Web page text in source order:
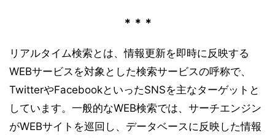
＊＊＊
リアルタイム検索とは、情報更新を即時に反映する
WEBサービスを対象とした検索サービスの呼称で、
TwitterやFacebookといったSNSを主なターゲットと
しています。一般的なWEB検索では、サーチエンジン
がWEBサイトを巡回し、データベースに反映した情報